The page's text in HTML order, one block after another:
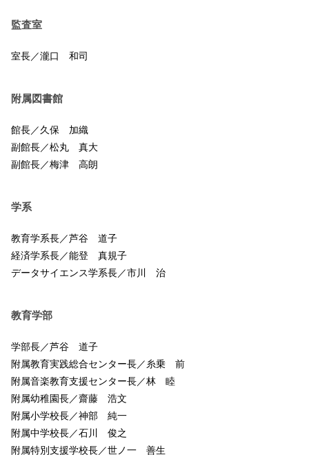
監査室
室長／瀧口 和司
附属図書館
館長／久保 加織
副館長／松丸 真大
副館長／梅津 高朗
学系
教育学系長／芦谷 道子
経済学系長／能登 真規子
データサイエンス学系長／市川 治
教育学部
学部長／芦谷 道子
附属教育実践総合センター長／糸乗 前
附属音楽教育支援センター長／林 睦
附属幼稚園長／齋藤 浩文
附属小学校長／神部 純一
附属中学校長／石川 俊之
附属特別支援学校長／世ノ一 善生